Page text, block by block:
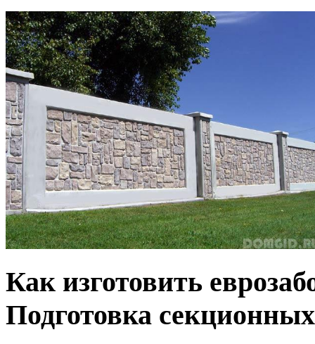
Как изготовить
Подготовка